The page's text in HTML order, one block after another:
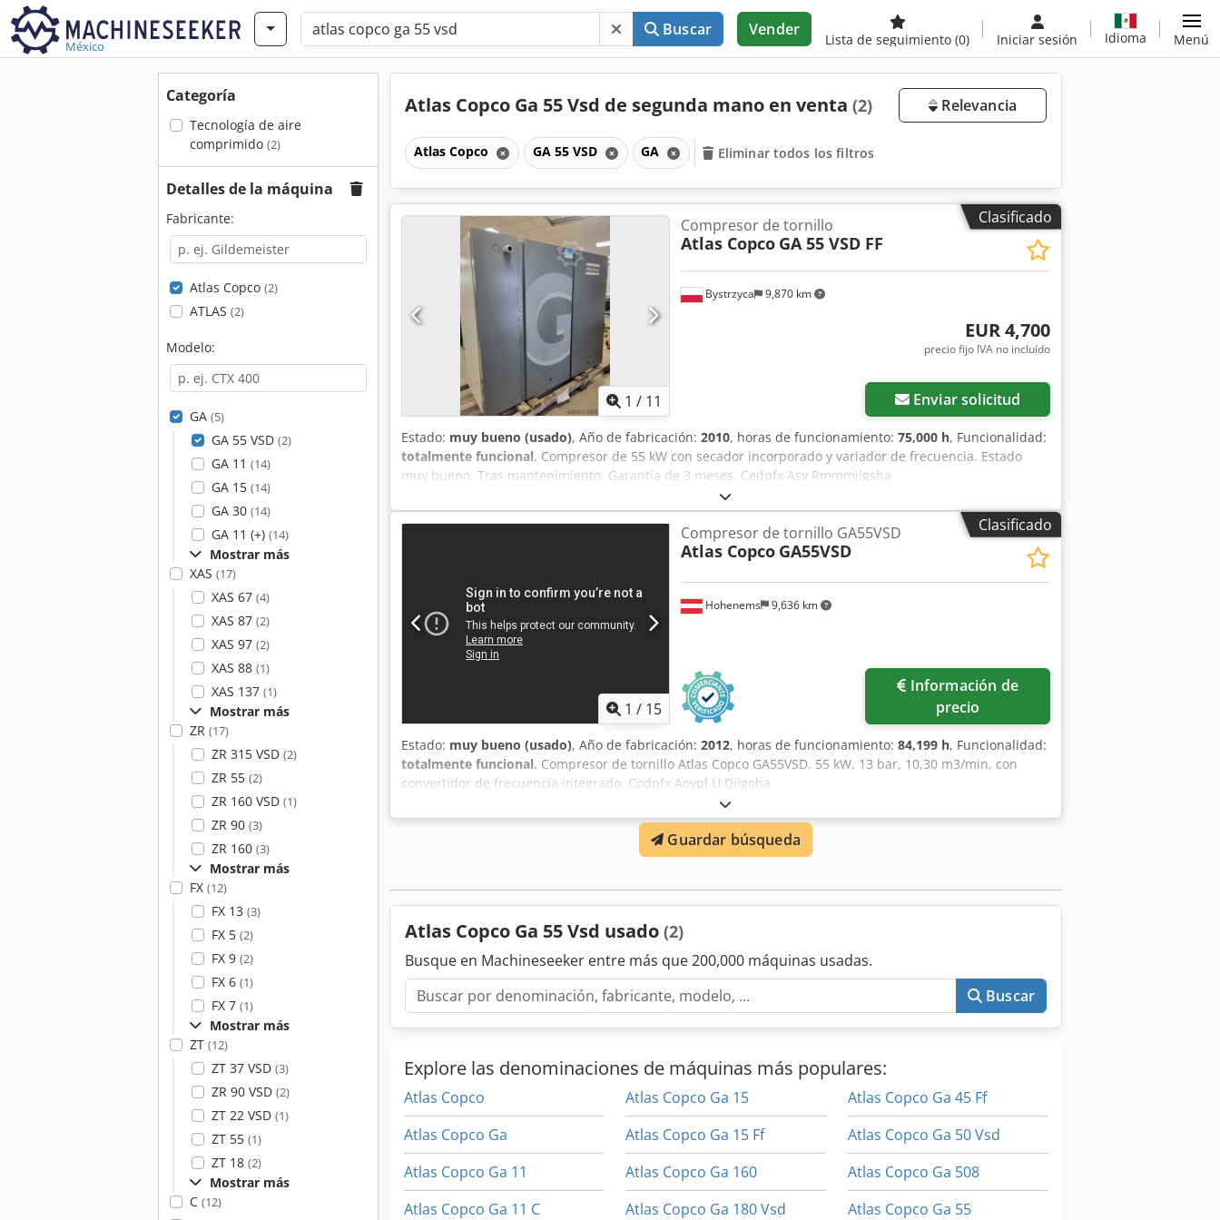
México
Buscar Vender
Lista de seguimiento (0) Iniciar sesión Idioma Menú
Categoría
Tecnología de aire
comprimido (2)
Detalles de la máquina
Fabricante:
Atlas Copco (2)
ATLAS (2)
Modelo:
GA (5)
GA 55 VSD (2)
GA 11 (14)
GA 15 (14)
GA 30 (14)
GA 11 (+) (14)
Mostrar más
XAS (17)
XAS 67 (4)
XAS 87 (2)
XAS 97 (2)
XAS 88 (1)
XAS 137 (1)
Mostrar más
ZR (17)
ZR 315 VSD (2)
ZR 55 (2)
ZR 160 VSD (1)
ZR 90 (3)
ZR 160 (3)
Mostrar más
FX (12)
FX 13 (3)
FX 5 (2)
FX 9 (2)
FX 6 (1)
FX 7 (1)
Mostrar más
ZT (12)
ZT 37 VSD (3)
ZR 90 VSD (2)
ZT 22 VSD (1)
ZT 55 (1)
ZT 18 (2)
Mostrar más
C (12)
Atlas Copco Ga 55 Vsd de segunda mano en venta (2) Relevancia
Atlas Copco GA 55 VSD GA Eliminar todos los filtros
Clasificado
1 / 11
Bystrzyca 9,870 km
Compresor de tornillo
Atlas Copco GA 55 VSD FF
EUR 4,700
precio fijo IVA no incluído
Enviar solicitud
Estado: muy bueno (usado), Año de fabricación: 2010, horas de funcionamiento: 75,000 h, Funcionalidad:
totalmente funcional, Compresor de 55 kW con secador incorporado y variador de frecuencia. Estado
muy bueno. Tras mantenimiento. Garantía de 3 meses. Cedpfx Asv Rmmmjigsha
Clasificado
1 / 15
Hohenems 9,636 km
Compresor de tornillo GA55VSD
Atlas Copco GA55VSD
precio
Estado: muy bueno (usado), Año de fabricación: 2012, horas de funcionamiento: 84,199 h, Funcionalidad:
totalmente funcional, Compresor de tornillo Atlas Copco GA55VSD. 55 kW, 13 bar, 10,30 m3/min, con
convertidor de frecuencia integrado. Codpfx Aoypl U Djigoha
Guardar búsqueda
Atlas Copco Ga 55 Vsd usado (2)
Busque en Machineseeker entre más que 200,000 máquinas usadas.
Buscar
Explore las denominaciones de máquinas más populares:
Atlas Copco
Atlas Copco Ga
Atlas Copco Ga 11
Atlas Copco Ga 11 C
Atlas Copco Ga 15
Atlas Copco Ga 15 Ff
Atlas Copco Ga 160
Atlas Copco Ga 180 Vsd
Atlas Copco Ga 45 Ff
Atlas Copco Ga 50 Vsd
Atlas Copco Ga 508
Atlas Copco Ga 55